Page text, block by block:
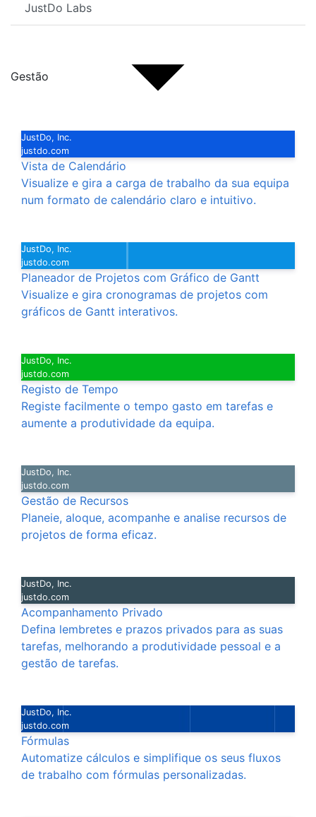
JustDo Labs
Gestão
JustDo, Inc.
justdo.com
Vista de Calendário
Visualize e gira a carga de trabalho da sua equipa
num formato de calendário claro e intuitivo.
JustDo, Inc.
justdo.com
Planeador de Projetos com Gráfico de Gantt
Visualize e gira cronogramas de projetos com
gráficos de Gantt interativos.
JustDo, Inc.
justdo.com
Registo de Tempo
Registe facilmente o tempo gasto em tarefas e
aumente a produtividade da equipa.
JustDo, Inc.
justdo.com
Gestão de Recursos
Planeie, aloque, acompanhe e analise recursos de
projetos de forma eficaz.
JustDo, Inc.
justdo.com
Acompanhamento Privado
Defina lembretes e prazos privados para as suas
tarefas, melhorando a produtividade pessoal e a
gestão de tarefas.
JustDo, Inc.
justdo.com
Fórmulas
Automatize cálculos e simplifique os seus fluxos
de trabalho com fórmulas personalizadas.